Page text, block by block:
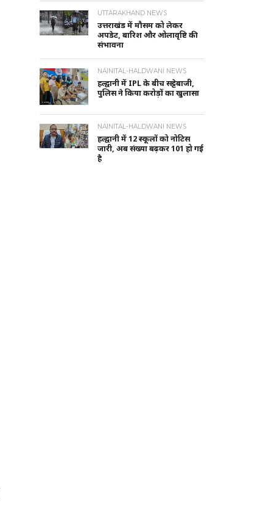
UTTARAKHAND NEWS
उत्तराखंड में मौसम को लेकर
अपडेट, बारिश और ओलावृष्टि की
संभावना
NAINITAL-HALDWANI NEWS
हल्द्वानी में IPL के बीच सट्टेबाजी,
पुलिस ने किया करोड़ों का खुलासा
NAINITAL-HALDWANI NEWS
हल्द्वानी में 12 स्कूलों को नोटिस
जारी, अब संख्या बढ़कर 101 हो गई
है